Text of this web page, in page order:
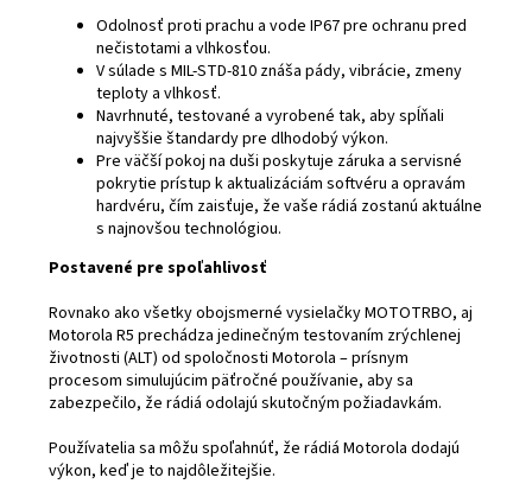
Odolnosť proti prachu a vode IP67 pre ochranu pred
nečistotami a vlhkosťou.
V súlade s MIL-STD-810 znáša pády, vibrácie, zmeny
teploty a vlhkosť.
Navrhnuté, testované a vyrobené tak, aby spĺňali
najvyššie štandardy pre dlhodobý výkon.
Pre väčší pokoj na duši poskytuje záruka a servisné
pokrytie prístup k aktualizáciám softvéru a opravám
hardvéru, čím zaisťuje, že vaše rádiá zostanú aktuálne
s najnovšou technológiou.
Postavené pre spoľahlivosť
Rovnako ako všetky obojsmerné vysielačky MOTOTRBO, aj
Motorola R5 prechádza jedinečným testovaním zrýchlenej
životnosti (ALT) od spoločnosti Motorola – prísnym
procesom simulujúcim päťročné používanie, aby sa
zabezpečilo, že rádiá odolajú skutočným požiadavkám.
Používatelia sa môžu spoľahnúť, že rádiá Motorola dodajú
výkon, keď je to najdôležitejšie.